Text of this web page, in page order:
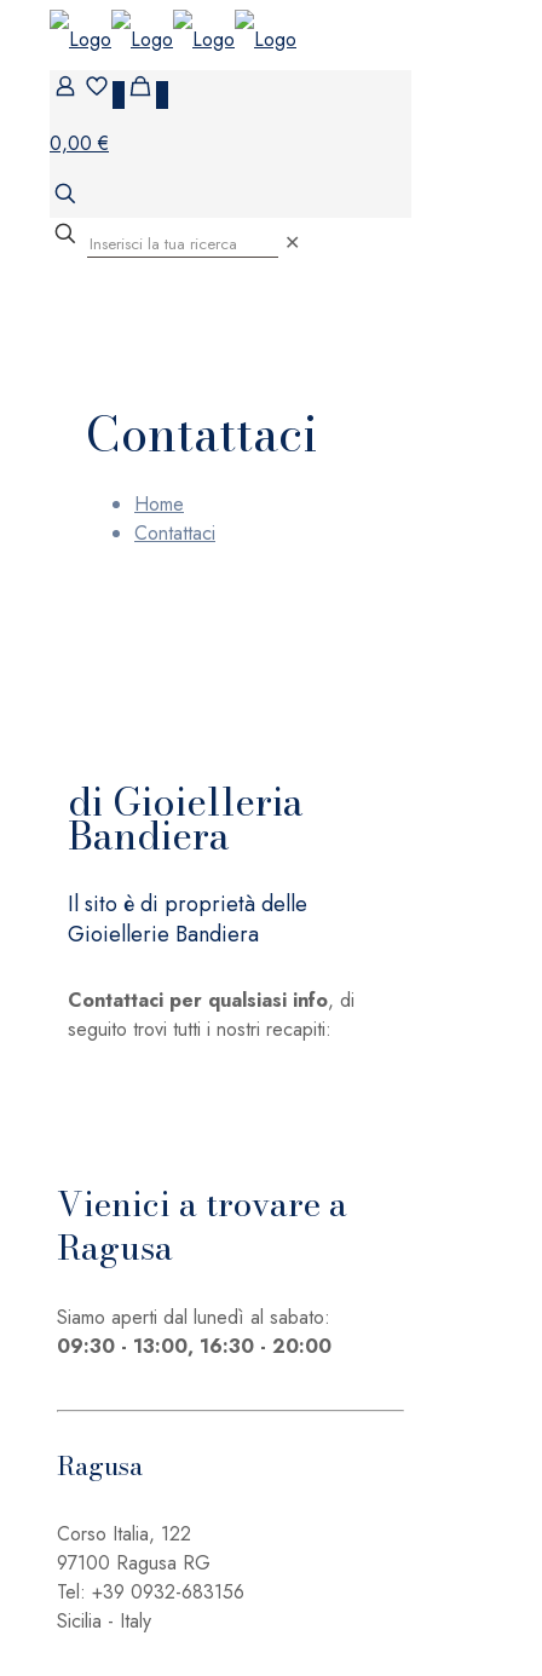
0,00 €
✕
Contattaci
Home
Contattaci
di Gioielleria
Bandiera
Il sito è di proprietà delle
Gioiellerie Bandiera
Contattaci per qualsiasi info, di
seguito trovi tutti i nostri recapiti:
Vienici a trovare a
Ragusa
Siamo aperti dal lunedì al sabato:
09:30 - 13:00, 16:30 - 20:00
Ragusa
Corso Italia, 122
97100 Ragusa RG
Tel: +39 0932-683156
Sicilia - Italy